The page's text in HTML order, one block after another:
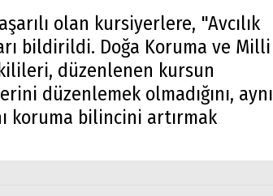
olan kursiyerlere, "Avcılık
bildirildi. Doğa Koruma ve Milli
düzenlenen kursun
düzenlemek olmadığını, aynı
koruma bilincini artırmak